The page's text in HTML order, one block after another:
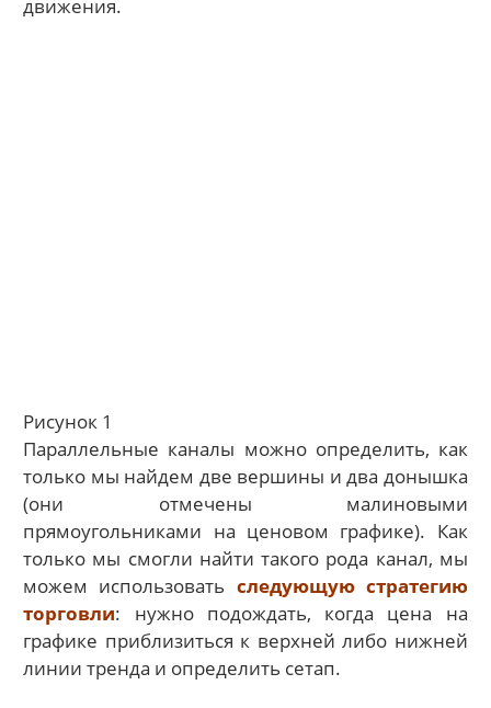
движения.
Рисунок 1
Параллельные каналы можно определить, как
только мы найдем две вершины и два донышка
(они отмечены малиновыми
прямоугольниками на ценовом графике). Как
только мы смогли найти такого рода канал, мы
можем использовать следующую стратегию
торговли: нужно подождать, когда цена на
графике приблизиться к верхней либо нижней
линии тренда и определить сетап.